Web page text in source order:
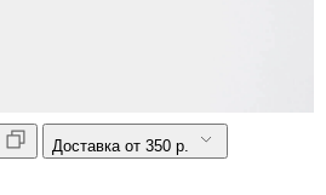
Доставка от 350 р.